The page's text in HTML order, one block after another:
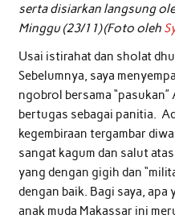
serta disiarkan langsung
Minggu (23/11) (Foto oleh
Usai istirahat dan sholat
Sebelumnya, saya
ngobrol bersama
bertugas sebagai panitia.
kegembiraan tergambar
sangat kagum dan salut
yang dengan gigih dan
dengan baik. Bagi saya,
anak muda Makassar ini